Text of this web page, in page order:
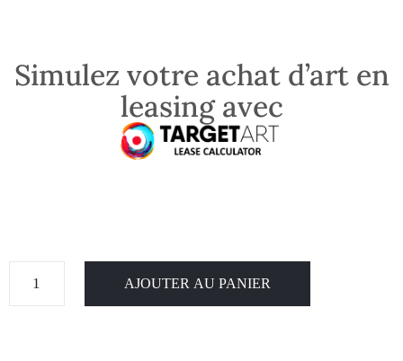
Simulez votre achat d’art en
leasing avec
AJOUTER AU PANIER